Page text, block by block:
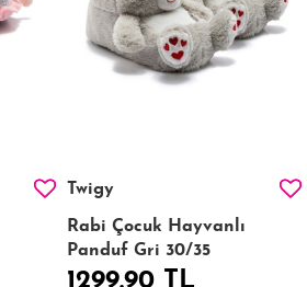
Twigy
Rabi Çocuk Hayvanlı
Panduf Gri 30/35
1299.90 TL